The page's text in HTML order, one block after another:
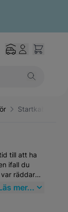
Startkablar
till att ha
ifall du
räddaren
och
mer...